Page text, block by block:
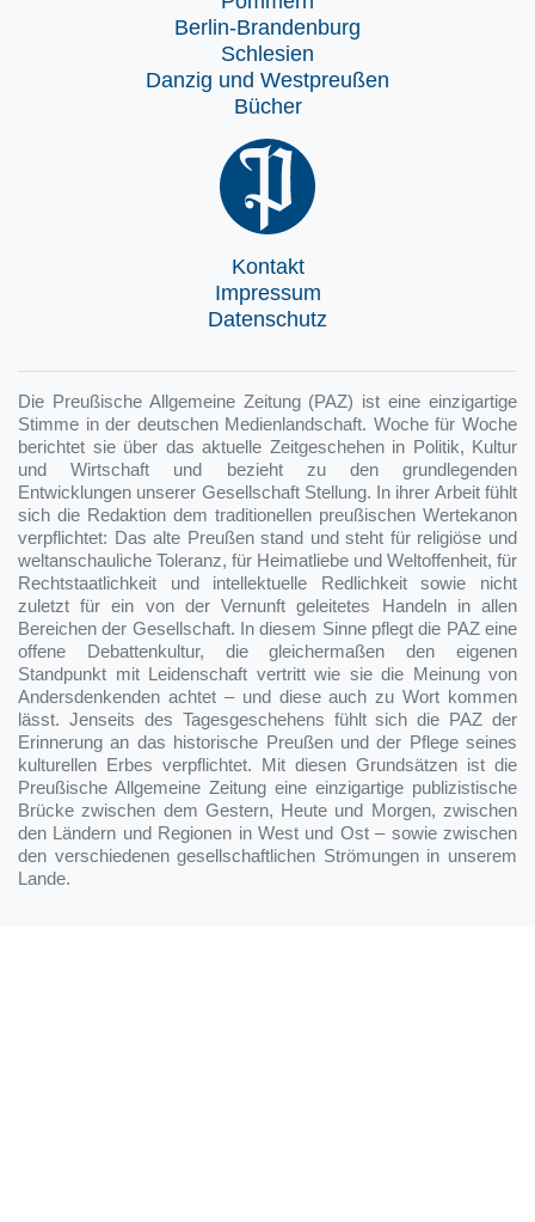
Berlin-Brandenburg
Schlesien
Danzig und Westpreußen
Bücher
Kontakt
Impressum
Datenschutz
Die Preußische Allgemeine Zeitung (PAZ) ist eine einzigartige
Stimme in der deutschen Medienlandschaft. Woche für Woche
berichtet sie über das aktuelle Zeitgeschehen in Politik, Kultur
und Wirtschaft und bezieht zu den grundlegenden
Entwicklungen unserer Gesellschaft Stellung. In ihrer Arbeit fühlt
sich die Redaktion dem traditionellen preußischen Wertekanon
verpflichtet: Das alte Preußen stand und steht für religiöse und
weltanschauliche Toleranz, für Heimatliebe und Weltoffenheit, für
Rechtstaatlichkeit und intellektuelle Redlichkeit sowie nicht
zuletzt für ein von der Vernunft geleitetes Handeln in allen
Bereichen der Gesellschaft. In diesem Sinne pflegt die PAZ eine
offene Debattenkultur, die gleichermaßen den eigenen
Standpunkt mit Leidenschaft vertritt wie sie die Meinung von
Andersdenkenden achtet – und diese auch zu Wort kommen
lässt. Jenseits des Tagesgeschehens fühlt sich die PAZ der
Erinnerung an das historische Preußen und der Pflege seines
kulturellen Erbes verpflichtet. Mit diesen Grundsätzen ist die
Preußische Allgemeine Zeitung eine einzigartige publizistische
Brücke zwischen dem Gestern, Heute und Morgen, zwischen
den Ländern und Regionen in West und Ost – sowie zwischen
den verschiedenen gesellschaftlichen Strömungen in unserem
Lande.